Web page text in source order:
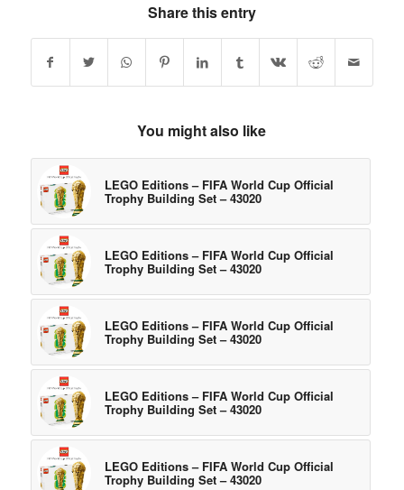
Share this entry
You might also like
LEGO Editions – FIFA World Cup Official
Trophy Building Set – 43020
LEGO Editions – FIFA World Cup Official
Trophy Building Set – 43020
LEGO Editions – FIFA World Cup Official
Trophy Building Set – 43020
LEGO Editions – FIFA World Cup Official
Trophy Building Set – 43020
LEGO Editions – FIFA World Cup Official
Trophy Building Set – 43020